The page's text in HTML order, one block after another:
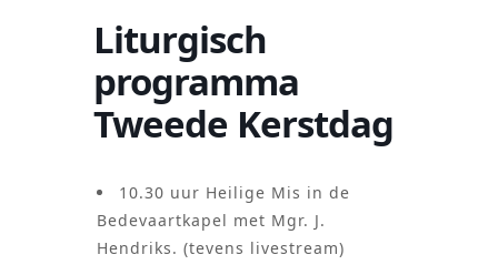
Liturgisch
programma
Tweede Kerstdag
10.30 uur Heilige Mis in de
Bedevaartkapel met Mgr. J.
Hendriks. (tevens livestream)